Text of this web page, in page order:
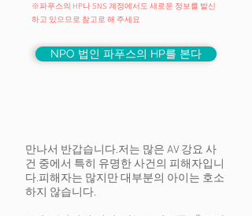
※파푸스의 HP나 SNS 계정에서도 새로운 정보를 발신
하고 있으므로 참고로 해 주세요
NPO 법인 파푸스의 HP를 본다
만나서 반갑습니다.저는 많은 AV 강요 사
건 중에서 특히 유명한 사건의 피해자입니
다.피해자는 많지만 대부분의 아이는 호소
하지 않습니다.